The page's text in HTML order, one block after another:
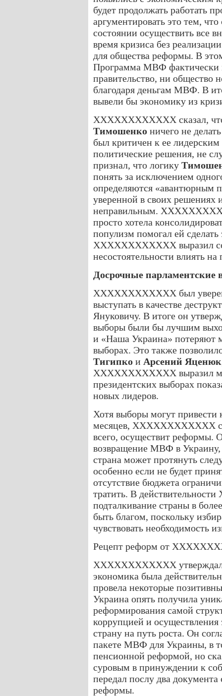
будет продолжать работать
аргументировать это тем,
состоянии осуществить все
время кризиса без
для общества реформы. В
Программа МВФ фактически
правительство, ни общество
благодаря деньгам МВФ. В
вывели бы экономику из
XXXXXXXXXXXX сказал,
Тимошенко ничего не
был критичен к ее
политические решения, не
признал, что логику
понять за исключением
определяются «авантюрным
уверенной в своих решениях
неправильным.
просто хотела
популизм помогал ей
XXXXXXXXXXXX выразил
несостоятельности влиять
Досрочные
XXXXXXXXXXXX был
выступать в качестве
Януковичу. В итоге он
выборы были бы лучшим
и «Наша Украина» потеряют
выборах. Это также
Тигипко и Арсений Яценюк
XXXXXXXXXXXX выразил
президентских выборах
новых лидеров.
Хотя выборы могут привести
месяцев, XXXXXXXXXXXX
всего, осуществит реформы.
возвращение МВФ в
страна может протянуть
особенно если не будет
отсутствие бюджета
тратить. В
подталкивание страны в
быть благом, поскольку
чувствовать необходимость
Рецепт реформ от
XXXXXXXXXXXX утверждал,
экономика была
провела некоторые
Украина опять получила
реформирования самой
коррупцией и
страну на путь роста. Он
пакете МВФ для Украины, в
пенсионной реформой, но
суровым в принуждении к
передал послу два
реформы.